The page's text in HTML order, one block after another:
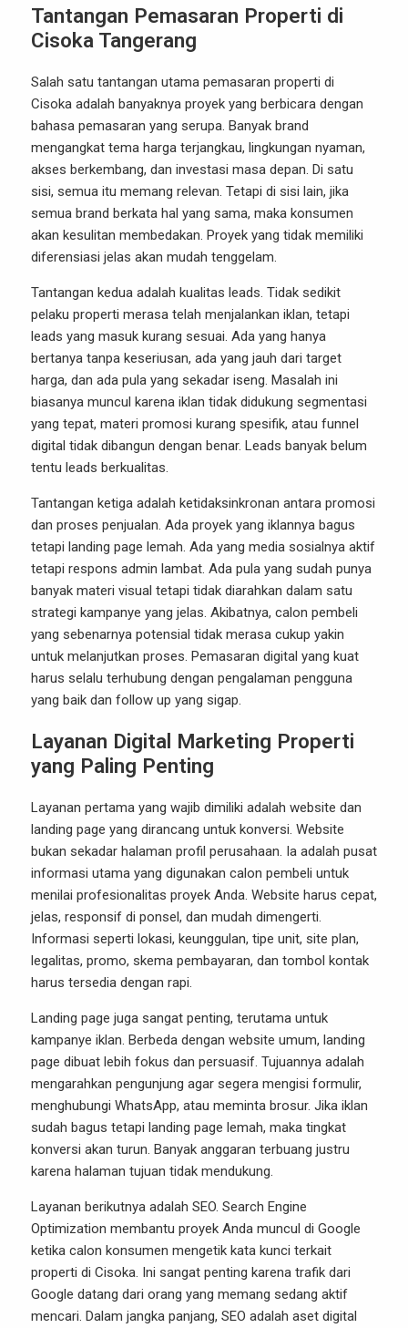
Tantangan Pemasaran Properti di
Cisoka Tangerang
Salah satu tantangan utama pemasaran properti di
Cisoka adalah banyaknya proyek yang berbicara dengan
bahasa pemasaran yang serupa. Banyak brand
mengangkat tema harga terjangkau, lingkungan nyaman,
akses berkembang, dan investasi masa depan. Di satu
sisi, semua itu memang relevan. Tetapi di sisi lain, jika
semua brand berkata hal yang sama, maka konsumen
akan kesulitan membedakan. Proyek yang tidak memiliki
diferensiasi jelas akan mudah tenggelam.
Tantangan kedua adalah kualitas leads. Tidak sedikit
pelaku properti merasa telah menjalankan iklan, tetapi
leads yang masuk kurang sesuai. Ada yang hanya
bertanya tanpa keseriusan, ada yang jauh dari target
harga, dan ada pula yang sekadar iseng. Masalah ini
biasanya muncul karena iklan tidak didukung segmentasi
yang tepat, materi promosi kurang spesifik, atau funnel
digital tidak dibangun dengan benar. Leads banyak belum
tentu leads berkualitas.
Tantangan ketiga adalah ketidaksinkronan antara promosi
dan proses penjualan. Ada proyek yang iklannya bagus
tetapi landing page lemah. Ada yang media sosialnya aktif
tetapi respons admin lambat. Ada pula yang sudah punya
banyak materi visual tetapi tidak diarahkan dalam satu
strategi kampanye yang jelas. Akibatnya, calon pembeli
yang sebenarnya potensial tidak merasa cukup yakin
untuk melanjutkan proses. Pemasaran digital yang kuat
harus selalu terhubung dengan pengalaman pengguna
yang baik dan follow up yang sigap.
Layanan Digital Marketing Properti
yang Paling Penting
Layanan pertama yang wajib dimiliki adalah website dan
landing page yang dirancang untuk konversi. Website
bukan sekadar halaman profil perusahaan. Ia adalah pusat
informasi utama yang digunakan calon pembeli untuk
menilai profesionalitas proyek Anda. Website harus cepat,
jelas, responsif di ponsel, dan mudah dimengerti.
Informasi seperti lokasi, keunggulan, tipe unit, site plan,
legalitas, promo, skema pembayaran, dan tombol kontak
harus tersedia dengan rapi.
Landing page juga sangat penting, terutama untuk
kampanye iklan. Berbeda dengan website umum, landing
page dibuat lebih fokus dan persuasif. Tujuannya adalah
mengarahkan pengunjung agar segera mengisi formulir,
menghubungi WhatsApp, atau meminta brosur. Jika iklan
sudah bagus tetapi landing page lemah, maka tingkat
konversi akan turun. Banyak anggaran terbuang justru
karena halaman tujuan tidak mendukung.
Layanan berikutnya adalah SEO. Search Engine
Optimization membantu proyek Anda muncul di Google
ketika calon konsumen mengetik kata kunci terkait
properti di Cisoka. Ini sangat penting karena trafik dari
Google datang dari orang yang memang sedang aktif
mencari. Dalam jangka panjang, SEO adalah aset digital